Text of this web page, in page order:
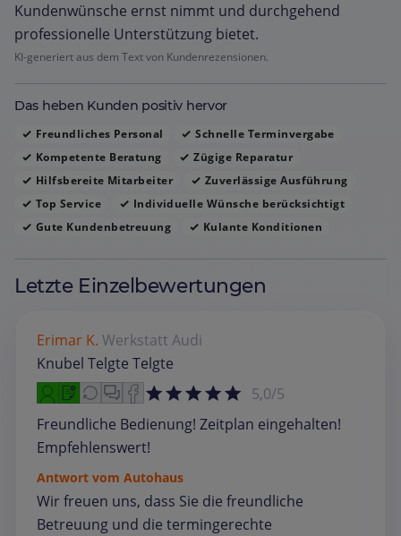
Kundenwünsche ernst nimmt und durchgehend
professionelle Unterstützung bietet.
KI-generiert aus dem Text von Kundenrezensionen.
Das heben Kunden positiv hervor
Freundliches Personal
Schnelle Terminvergabe
Kompetente Beratung
Zügige Reparatur
Hilfsbereite Mitarbeiter
Zuverlässige Ausführung
Top Service
Individuelle Wünsche berücksichtigt
Gute Kundenbetreuung
Kulante Konditionen
Letzte Einzelbewertungen
Erimar K. Werkstatt Audi
Knubel Telgte Telgte
5,0/5
Freundliche Bedienung! Zeitplan eingehalten!
Empfehlenswert!
Antwort vom Autohaus
Wir freuen uns, dass Sie die freundliche
Betreuung und die termingerechte